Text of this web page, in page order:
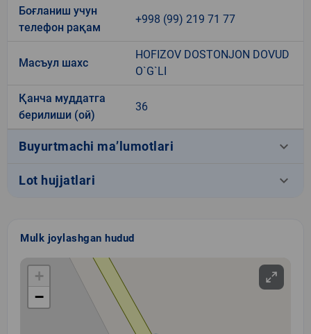
Боғланиш учун
телефон рақам
+998 (99) 219 71 77
Масъул шахс
HOFIZOV DOSTONJON DOVUD
O`G`LI
Қанча муддатга
берилиши (ой)
36
Buyurtmachi ma’lumotlari keyboard_arrow_down
Lot hujjatlari keyboard_arrow_down
Mulk joylashgan hudud
+
−